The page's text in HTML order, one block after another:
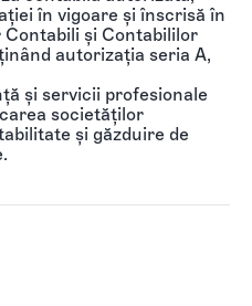
în vigoare și înscrisă în
și Contabililor
autorizația seria A,
și servicii profesionale
societăților
și găzduire de